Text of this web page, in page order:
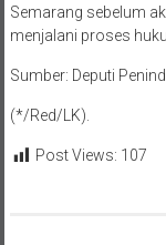
Semarang sebelum
menjalani proses
Sumber: Deputi
(*/Red/LK).
Post Views: 107